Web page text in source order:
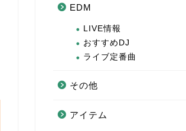
EDM
LIVE情報
おすすめDJ
ライブ定番曲
その他
アイテム